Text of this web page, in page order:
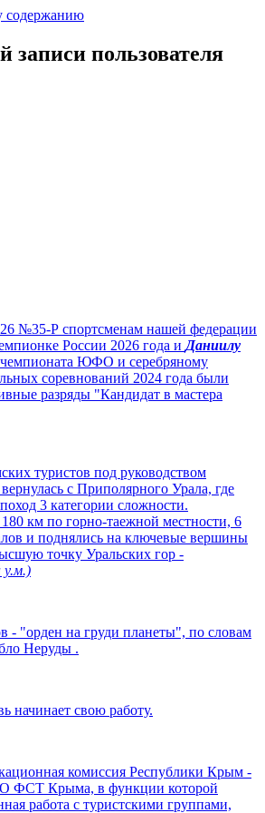
содержанию
пользователя
№35-Р спортсменам нашей федерации
России 2026 года и Даниилу
ЮФО и серебряному
соревнований 2024 года были
разряды "Кандидат в мастера
туристов под руководством
с Приполярного Урала, где
3 категории сложности.
км по горно-таежной местности, 6
и поднялись на ключевые вершины
точку Уральских гор -
у.м.)
- "орден на груди планеты", по словам
Неруды .
начинает свою работу.
комиссия Республики Крым -
ФСТ Крыма, в функции которой
работа с туристскими группами,